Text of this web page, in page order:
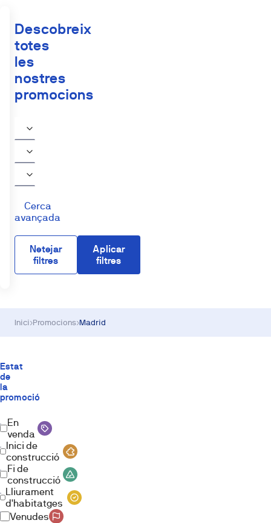
Descobreix
totes
les
nostres
promocions
Cerca
avançada
Netejar
filtres
Aplicar
filtres
Inici›Promocions›Madrid
Estat
de
la
promoció
En
venda
Inici de
construcció
Fi de
construcció
Lliurament
d'habitatges
Venudes